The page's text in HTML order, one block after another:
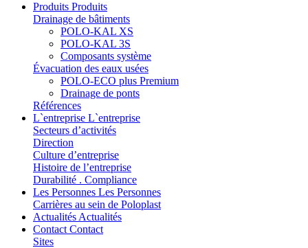
Produits Produits
Drainage de bâtiments
POLO-KAL XS
POLO-KAL 3S
Composants système
Évacuation des eaux usées
POLO-ECO plus Premium
Drainage de ponts
Références
L`entreprise L`entreprise
Secteurs d’activités
Direction
Culture d’entreprise
Histoire de l’entreprise
Durabilité . Compliance
Les Personnes Les Personnes
Carrières au sein de Poloplast
Actualités Actualités
Contact Contact
Sites